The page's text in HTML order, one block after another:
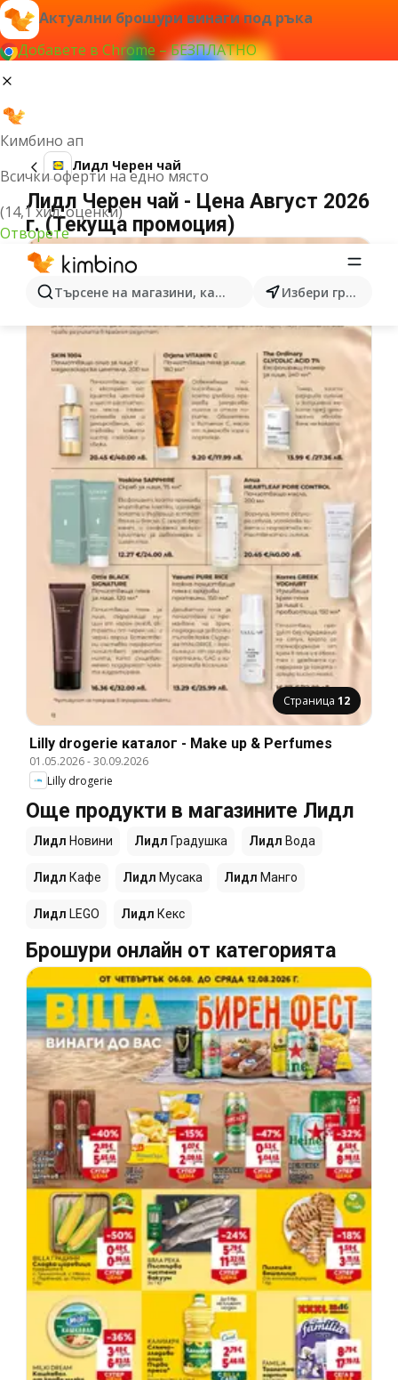
Актуални брошури винаги под ръка
Добавете в Chrome – БЕЗПЛАТНО
Кимбино ап
Всички оферти на едно място
(14,1 хил. оценки)
Отворете
Търсене на магазини, категории, продукти...Избери град
Лидл Черен чай
Лидл Черен чай - Цена Август 2026
г. (Текуща промоция)
Страница 12
Lilly drogerie каталог - Make up & Perfumes
01.05.2026-30.09.2026
Lilly drogerie
Още продукти в магазините Лидл
Лидл Новини Лидл Градушка Лидл Вода
Лидл Кафе Лидл Мусака Лидл Манго
Лидл LEGO Лидл Кекс
Брошури онлайн от категорията